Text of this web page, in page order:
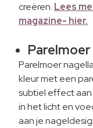
creëren. Lees
magazine- hier.
Parelmoer
kleur met een
subtiel effect
in het licht en
aan je